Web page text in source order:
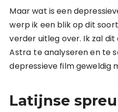
Maar wat is een
werp ik een blik op dit
verder uitleg over. Ik zal
Astra te analyseren en te
depressieve film geweldig
Latijnse